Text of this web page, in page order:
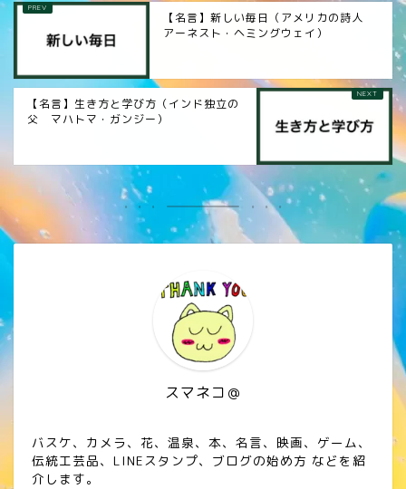
【名言】新しい毎日（アメリカの詩人
アーネスト・ヘミングウェイ）
【名言】生き方と学び方（インド独立の
父 マハトマ・ガンジー）
スマネコ＠
バスケ、カメラ、花、温泉、本、名言、映画、ゲーム、
伝統工芸品、LINEスタンプ、ブログの始め方 などを紹
介します。